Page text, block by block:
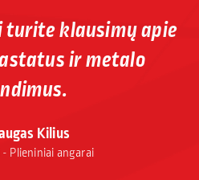
Kilius
Plieniniai angarai
turite klausimų apie
ir metalo